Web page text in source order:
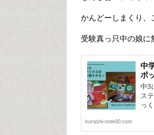
かんどーしまくり、
受験真っ只中の娘に
中
ボ
中3
ス
っ
kurashi-note00.com